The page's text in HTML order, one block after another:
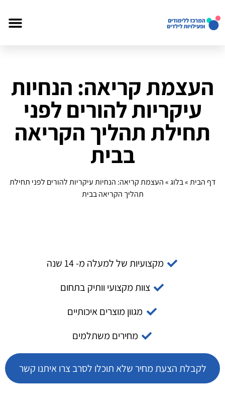
העצמת קריאה: הנחיות
עיקריות להורים לפני
תחילת תהליך הקריאה
בבית
דף הבית»בלוג»העצמת קריאה: הנחיות עיקריות להורים לפני תחילת
תהליך הקריאה בבית
מקצועיות של למעלה מ- 14 שנה
צוות מקצועי וותיק בתחום
מגוון מוצרים איכותיים
מחירים משתלמים
לקבלת הצעת מחיר שלא תוכלו לסרב צרו איתנו קשר